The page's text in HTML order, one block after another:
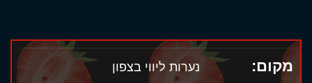
מקום: נערות ליווי בצפון